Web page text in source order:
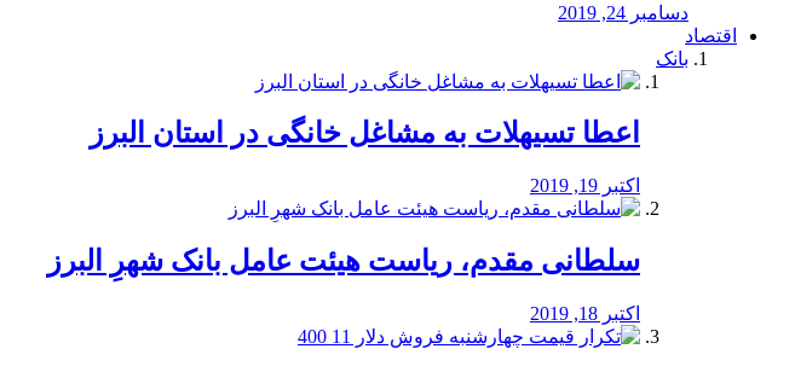
دسامبر 24, 2019
اقتصاد
بانک
️اعطا تسیهلات به مشاغل خانگی در استان البرز
اکتبر 19, 2019
سلطانی مقدم، ریاست هیئت عامل بانک شهرِ البرز
اکتبر 18, 2019